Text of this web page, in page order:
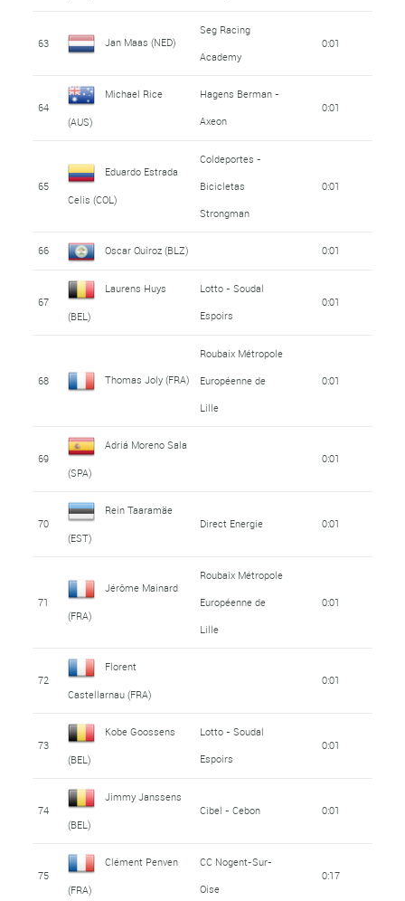
63 Jan Maas (NED)
Seg Racing
Academy
0:01
64
Michael Rice
(AUS)
Hagens Berman -
Axeon
0:01
65
Eduardo Estrada
Celis (COL)
Coldeportes -
Bicicletas
Strongman
0:01
66 Oscar Quiroz (BLZ) 0:01
67
Laurens Huys
(BEL)
Lotto - Soudal
Espoirs
0:01
68 Thomas Joly (FRA)
Roubaix Métropole
Européenne de
Lille
0:01
69
Adriá Moreno Sala
(SPA)
0:01
70
Rein Taaramäe
(EST)
Direct Energie 0:01
71
Jérôme Mainard
(FRA)
Roubaix Métropole
Européenne de
Lille
0:01
72
Florent
Castellarnau (FRA)
0:01
73
Kobe Goossens
(BEL)
Lotto - Soudal
Espoirs
0:01
74
Jimmy Janssens
(BEL)
Cibel - Cebon 0:01
75
Clément Penven
(FRA)
CC Nogent-Sur-
Oise
0:17